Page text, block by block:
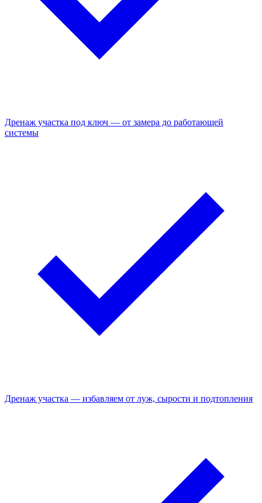
Дренаж участка под ключ — от замера до работающей
системы
Дренаж участка — избавляем от луж, сырости и подтопления